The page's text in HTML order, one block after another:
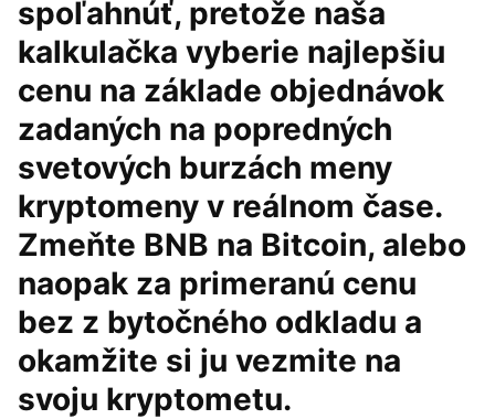
spoľahnúť, pretože naša
kalkulačka vyberie najlepšiu
cenu na základe objednávok
zadaných na popredných
svetových burzách meny
kryptomeny v reálnom čase.
Zmeňte BNB na Bitcoin, alebo
naopak za primeranú cenu
bez z bytočného odkladu a
okamžite si ju vezmite na
svoju kryptometu.